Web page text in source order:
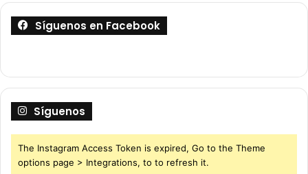
Síguenos en Facebook
Síguenos
The Instagram Access Token is expired, Go to the Theme
options page > Integrations, to to refresh it.